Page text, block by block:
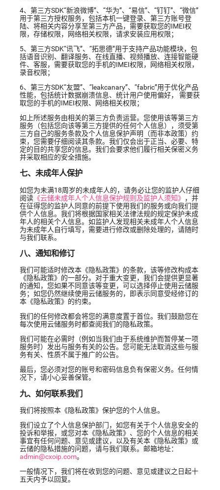
4、第三方SDK“新浪微博”、“华为”、“易信”、“钉钉”、“微信”
用于第三方授权服务，包括本机一键登录、第三方账号登
陆、将相关内容分享至第三方产品，需要获取您的IMEI权
限，存储权限，网络相关权限，请求安装应用权限；
5、第三方SDK“讯飞”、“拓思德”用于支持产品功能模块，包
括语音识别、翻译服务、在线直播、视频播放、连接智能硬
件、客服，需要获取您的手机的IMEI权限，网络相关权限，
录音权限；
6、第三方SDK“友盟”、“leakcanary”、“fabric”用于优化产品
性能，包括统计数据崩溃信息、统计用户使用偏好， 需要获
取您的手机的IMEI权限、网络相关权限；
如上所述服务由相关的第三方负责运营。您使用该等第三方
服务（包括您向该等第三方提供的任何个人信息），须受第
三方自己的服务条款及个人信息保护声明（而非本政策）约
束，您需要仔细阅读其条款。我们仅会出于正当、必要、特
定的目的共享您的信息。我们会要求他们履行相关保密义务
并采取相应的安全措施。
七、未成年人保护
如您为未满18周岁的未成年人的，请务必让您的监护人仔细
阅读 《云储未成年人个人信息保护规则及监护人须知》 ，并
在征得您的监护人同意的前提下使用我们的服务或向我们提
供个人信息。我们将根据国家相关法律法规的规定保护未成
年人的相关个人信息。如监护人发现相关未成年人个人信息
为未成年人自行填写，需要进行修改或删除处理的，请随时
与我们联系。
八、通知和修订
我们可能适时修改本《隐私政策》的条款，该等修改构成本
《隐私政策》的一部分。对于重大变更，我们会提供更显著
的通知，您如果不同意该等变更，可以选择停止使用云储服
务；如您仍然继续使用云储服务的，即表示同意受经修订的
本《隐私政策》的约束。
我们的任何修改都会将您的满意度置于首位。我们鼓励您在
每次使用云储服务时都查阅我们的隐私政策。
我们可能在必需时（例如当我们由于系统维护而暂停某一项
服务时）发出与服务有关的公告。您可能无法取消这些与服
务有关、性质不属于推广的公告。
最后，您必须对您的账号和密码信息负有保密义务。任何情
况下，请小心妥善保管。
九、如何联系我们
我们将按照本《隐私政策》保护您的个人信息。
我们设立了个人信息保护部门，如您有关于个人信息安全的
投诉和举报，或您对本《隐私政策》、您的个人信息的相关
事宜有任何问题、意见或建议，以及有关本《隐私政策》或
云储的隐私措施的问题，请与我们联系。邮箱地址：
admin@cxoip.com。
一般情况下，我们将在收到您的问题、意见或建议之日起十
五天内予以回复。